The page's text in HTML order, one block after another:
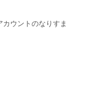
カウントのなりすま